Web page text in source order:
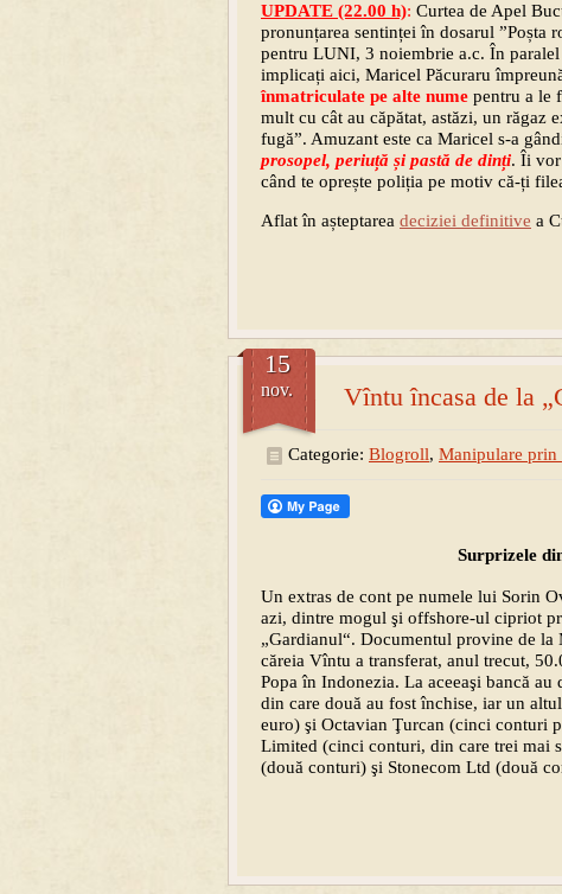
UPDATE (22.00 h): Curtea de Apel
pronunțarea sentinței în dosarul ”Poșta
pentru LUNI, 3 noiembrie a.c. În
implicați aici, Maricel Păcuraru
înmatriculate pe alte nume pentru a le
mult cu cât au căpătat, astăzi, un răgaz
fugă”. Amuzant este ca Maricel s-a
prosopel, periuță și pastă de dinți. Îi vor
când te oprește poliția pe motiv că-ți
Aflat în așteptarea deciziei definitive a
Vîntu încasa de la
15
nov.
Categorie: Blogroll, Manipulare prin
Surprizele
Un extras de cont pe numele lui Sorin
azi, dintre mogul şi offshore-ul cipriot
„Gardianul“. Documentul provine de
căreia Vîntu a transferat, anul trecut,
Popa în Indonezia. La aceeaşi bancă
din care două au fost închise, iar un
euro) şi Octavian Ţurcan (cinci conturi
Limited (cinci conturi, din care trei mai
(două conturi) şi Stonecom Ltd (două